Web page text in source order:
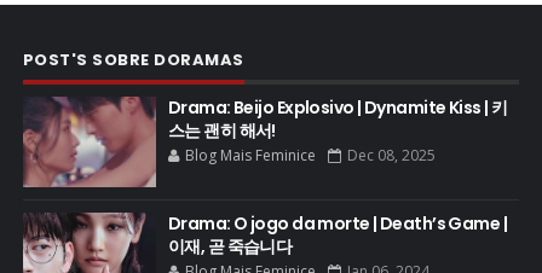
POST'S SOBRE DORAMAS
Drama: Beijo Explosivo | Dynamite Kiss | 키
스는 괜히 해서!
Blog Mais Feminice Dec 08, 2025
Drama: O jogo da morte | Death’s Game |
이재, 곧 죽습니다